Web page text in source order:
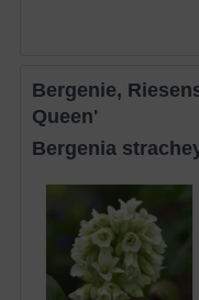
Bergenie, Riesensteinbrech 'Ice
Queen'
Bergenia